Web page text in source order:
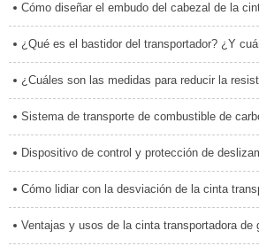
Cómo diseñar el embudo del cabezal de la cinta
¿Qué es el bastidor del transportador? ¿Y
¿Cuáles son las medidas para reducir la resistencia de la
Sistema de transporte de combustible de carbón de
Dispositivo de control y protección de deslizamiento de polea accionada por
Cómo lidiar con la desviación de la cinta transportadora
Ventajas y usos de la cinta transportadora de